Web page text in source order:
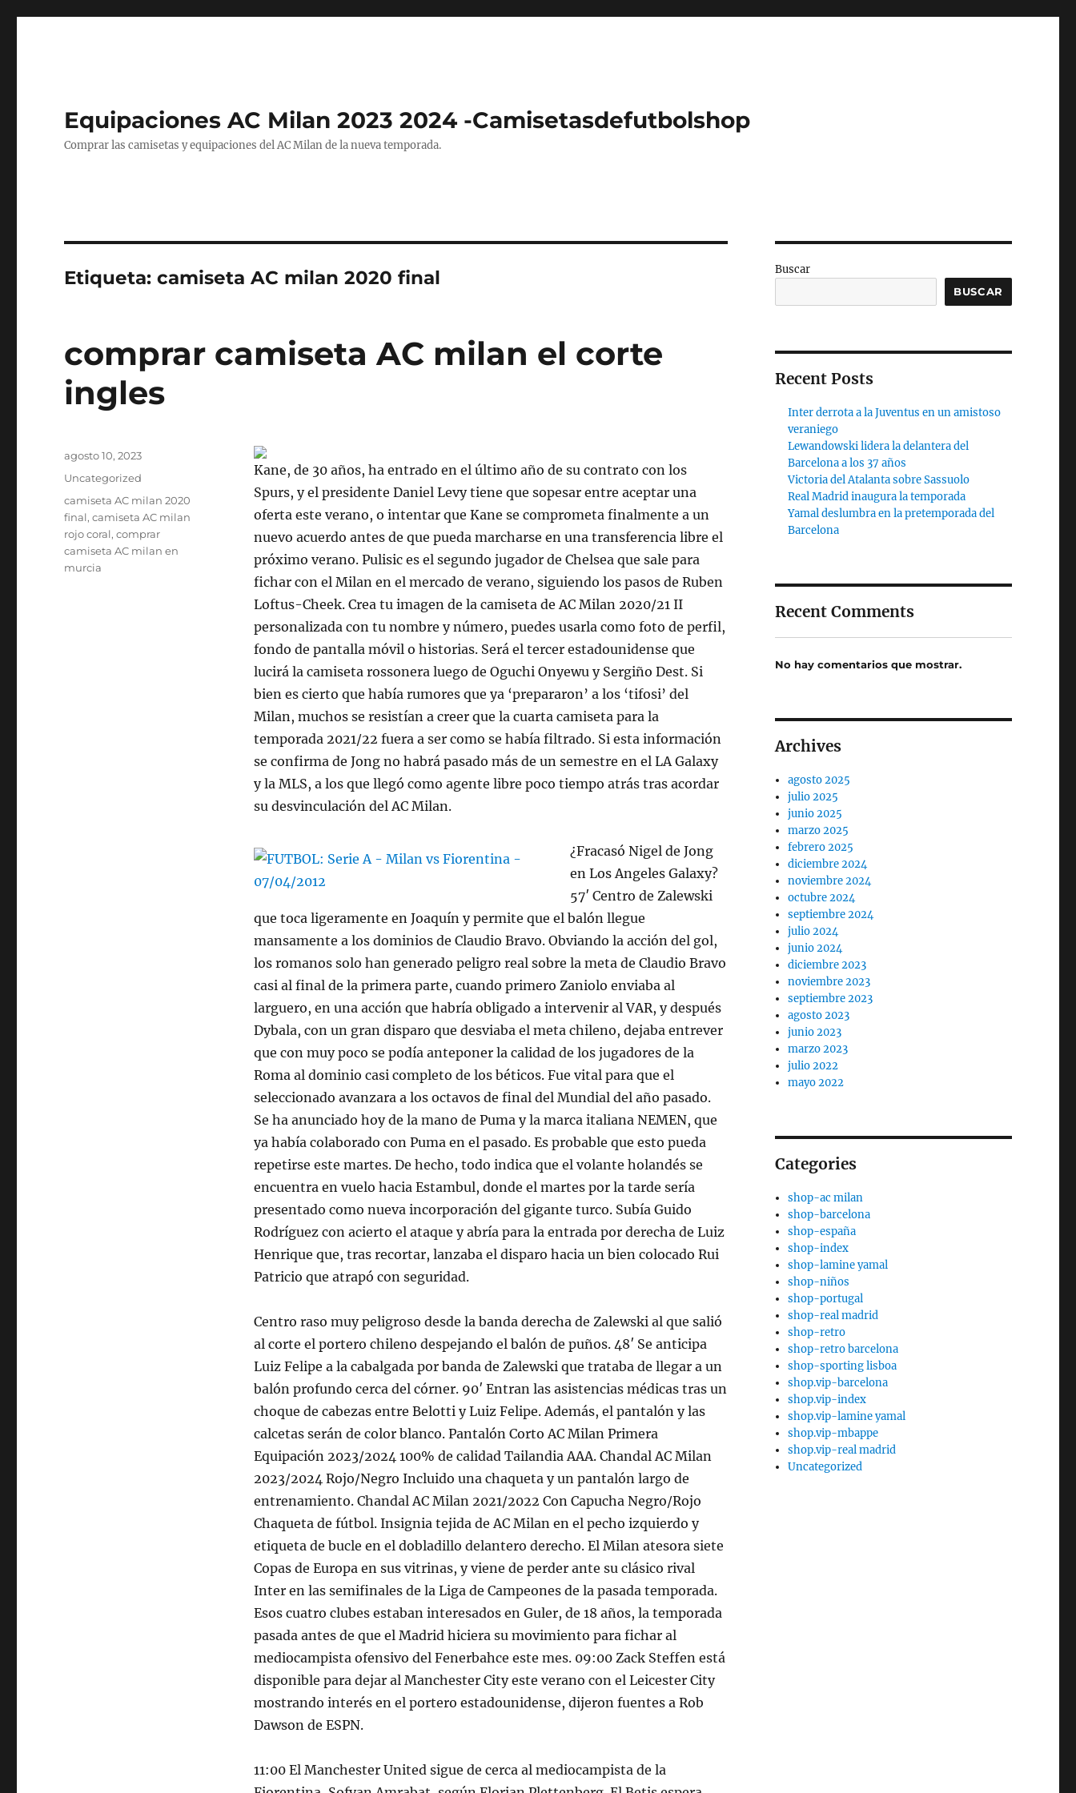
Equipaciones AC Milan 2023 2024 -Camisetasdefutbolshop
Comprar las camisetas y equipaciones del AC Milan de la nueva temporada.
Etiqueta:camiseta AC milan 2020 final
comprar camiseta AC milan el corte
ingles
Kane, de 30 años, ha entrado en el último año de su contrato con los
Spurs, y el presidente Daniel Levy tiene que sopesar entre aceptar una
oferta este verano, o intentar que Kane se comprometa finalmente a un
nuevo acuerdo antes de que pueda marcharse en una transferencia libre el
próximo verano. Pulisic es el segundo jugador de Chelsea que sale para
fichar con el Milan en el mercado de verano, siguiendo los pasos de Ruben
Loftus-Cheek. Crea tu imagen de la camiseta de AC Milan 2020/21 II
personalizada con tu nombre y número, puedes usarla como foto de perfil,
fondo de pantalla móvil o historias. Será el tercer estadounidense que
lucirá la camiseta rossonera luego de Oguchi Onyewu y Sergiño Dest. Si
bien es cierto que había rumores que ya ‘prepararon’ a los ‘tifosi’ del
Milan, muchos se resistían a creer que la cuarta camiseta para la
temporada 2021/22 fuera a ser como se había filtrado. Si esta información
se confirma de Jong no habrá pasado más de un semestre en el LA Galaxy
y la MLS, a los que llegó como agente libre poco tiempo atrás tras acordar
su desvinculación del AC Milan.
¿Fracasó Nigel de Jong
en Los Angeles Galaxy?
57′ Centro de Zalewski
que toca ligeramente en Joaquín y permite que el balón llegue
mansamente a los dominios de Claudio Bravo. Obviando la acción del gol,
los romanos solo han generado peligro real sobre la meta de Claudio Bravo
casi al final de la primera parte, cuando primero Zaniolo enviaba al
larguero, en una acción que habría obligado a intervenir al VAR, y después
Dybala, con un gran disparo que desviaba el meta chileno, dejaba entrever
que con muy poco se podía anteponer la calidad de los jugadores de la
Roma al dominio casi completo de los béticos. Fue vital para que el
seleccionado avanzara a los octavos de final del Mundial del año pasado.
Se ha anunciado hoy de la mano de Puma y la marca italiana NEMEN, que
ya había colaborado con Puma en el pasado. Es probable que esto pueda
repetirse este martes. De hecho, todo indica que el volante holandés se
encuentra en vuelo hacia Estambul, donde el martes por la tarde sería
presentado como nueva incorporación del gigante turco. Subía Guido
Rodríguez con acierto el ataque y abría para la entrada por derecha de Luiz
Henrique que, tras recortar, lanzaba el disparo hacia un bien colocado Rui
Patricio que atrapó con seguridad.
Centro raso muy peligroso desde la banda derecha de Zalewski al que salió
al corte el portero chileno despejando el balón de puños. 48′ Se anticipa
Luiz Felipe a la cabalgada por banda de Zalewski que trataba de llegar a un
balón profundo cerca del córner. 90′ Entran las asistencias médicas tras un
choque de cabezas entre Belotti y Luiz Felipe. Además, el pantalón y las
calcetas serán de color blanco. Pantalón Corto AC Milan Primera
Equipación 2023/2024 100% de calidad Tailandia AAA. Chandal AC Milan
2023/2024 Rojo/Negro Incluido una chaqueta y un pantalón largo de
entrenamiento. Chandal AC Milan 2021/2022 Con Capucha Negro/Rojo
Chaqueta de fútbol. Insignia tejida de AC Milan en el pecho izquierdo y
etiqueta de bucle en el dobladillo delantero derecho. El Milan atesora siete
Copas de Europa en sus vitrinas, y viene de perder ante su clásico rival
Inter en las semifinales de la Liga de Campeones de la pasada temporada.
Esos cuatro clubes estaban interesados en Guler, de 18 años, la temporada
pasada antes de que el Madrid hiciera su movimiento para fichar al
mediocampista ofensivo del Fenerbahce este mes. 09:00 Zack Steffen está
disponible para dejar al Manchester City este verano con el Leicester City
mostrando interés en el portero estadounidense, dijeron fuentes a Rob
Dawson de ESPN.
11:00 El Manchester United sigue de cerca al mediocampista de la
Publicado
agosto 10, 2023
Categorías
Uncategorized
Etiquetas
camiseta AC milan 2020
final,camiseta AC milan
rojo coral,comprar
camiseta AC milan en
murcia
Buscar
BUSCAR
Recent Posts
Inter derrota a la Juventus en un amistoso
veraniego
Lewandowski lidera la delantera del
Barcelona a los 37 años
Victoria del Atalanta sobre Sassuolo
Real Madrid inaugura la temporada
Yamal deslumbra en la pretemporada del
Barcelona
Recent Comments
No hay comentarios que mostrar.
Archives
agosto 2025
julio 2025
junio 2025
marzo 2025
febrero 2025
diciembre 2024
noviembre 2024
octubre 2024
septiembre 2024
julio 2024
junio 2024
diciembre 2023
noviembre 2023
septiembre 2023
agosto 2023
junio 2023
marzo 2023
julio 2022
mayo 2022
Categories
shop-ac milan
shop-barcelona
shop-españa
shop-index
shop-lamine yamal
shop-niños
shop-portugal
shop-real madrid
shop-retro
shop-retro barcelona
shop-sporting lisboa
shop.vip-barcelona
shop.vip-index
shop.vip-lamine yamal
shop.vip-mbappe
shop.vip-real madrid
Uncategorized